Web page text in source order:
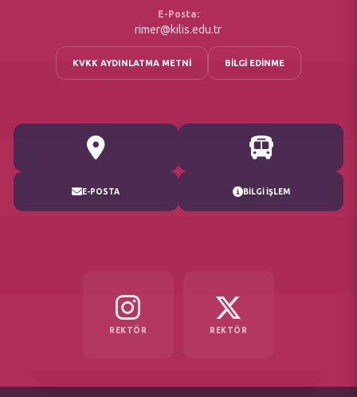
E-POSTA BİLGİ İŞLEM
E-Posta:
rimer@kilis.edu.tr
KVKK AYDINLATMA METNİ BİLGİ EDİNME
REKTÖR REKTÖR